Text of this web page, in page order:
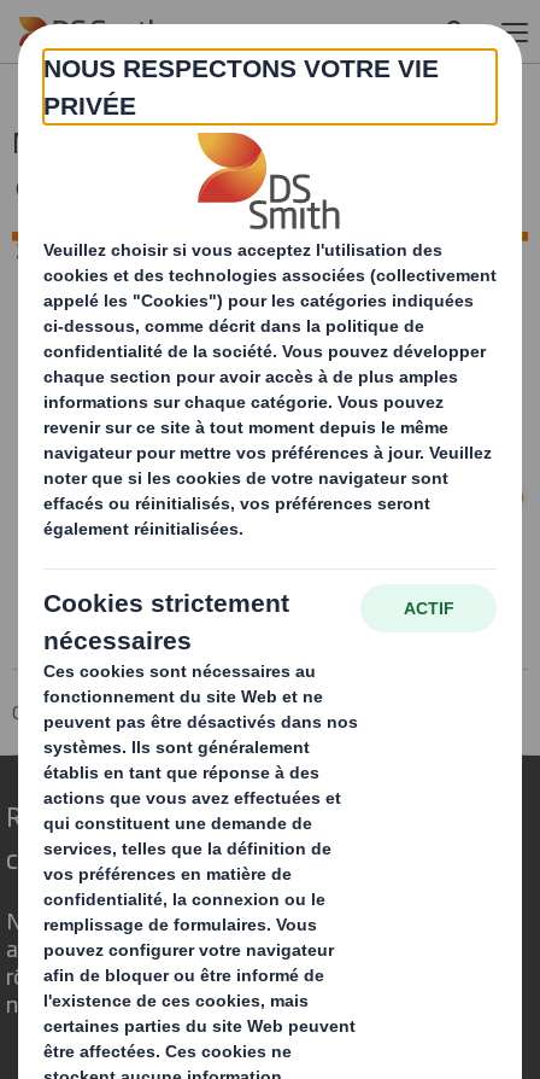
Skip to main content
Notre blog
Cliquez pour les découvrir via notre blog !
Groupe DS Smith Média Blog
Repenser l’emballage pour un monde qui
change
Nous faisons la différence parce que nous
avons su voir en quoi l'emballage avait un
rôle important à jouer dans le monde qui
nous entoure.